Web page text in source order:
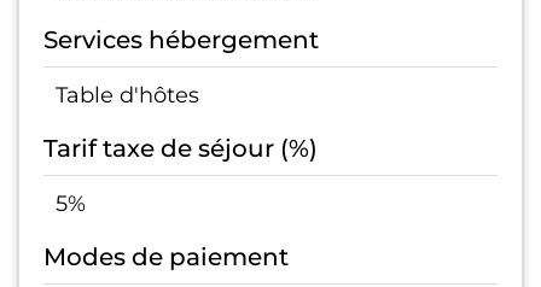
Services hébergement
Table d'hôtes
Tarif taxe de séjour (%)
5%
Modes de paiement